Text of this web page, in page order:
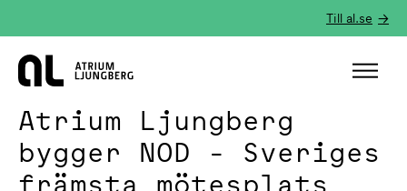
Till al.se
Hem
Atrium Ljungberg
bygger NOD - Sveriges
främsta mötesplats